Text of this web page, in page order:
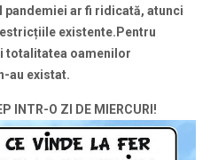
ar fi ridicată, atunci
existente.Pentru
totalitatea oamenilor
au existat.
INTR-O ZI DE MIERCURI!